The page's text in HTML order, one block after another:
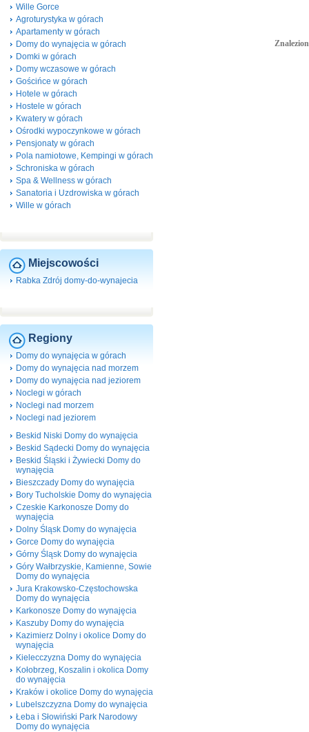
Wille Gorce
Agroturystyka w górach
Apartamenty w górach
Domy do wynajęcia w górach
Domki w górach
Domy wczasowe w górach
Gościńce w górach
Hotele w górach
Hostele w górach
Kwatery w górach
Ośrodki wypoczynkowe w górach
Pensjonaty w górach
Pola namiotowe, Kempingi w górach
Schroniska w górach
Spa & Wellness w górach
Sanatoria i Uzdrowiska w górach
Wille w górach
Miejscowości
Rabka Zdrój domy-do-wynajecia
Regiony
Domy do wynajęcia w górach
Domy do wynajęcia nad morzem
Domy do wynajęcia nad jeziorem
Noclegi w górach
Noclegi nad morzem
Noclegi nad jeziorem
Beskid Niski Domy do wynajęcia
Beskid Sądecki Domy do wynajęcia
Beskid Śląski i Żywiecki Domy do
wynajęcia
Bieszczady Domy do wynajęcia
Bory Tucholskie Domy do wynajęcia
Czeskie Karkonosze Domy do
wynajęcia
Dolny Śląsk Domy do wynajęcia
Gorce Domy do wynajęcia
Górny Śląsk Domy do wynajęcia
Góry Wałbrzyskie, Kamienne, Sowie
Domy do wynajęcia
Jura Krakowsko-Częstochowska
Domy do wynajęcia
Karkonosze Domy do wynajęcia
Kaszuby Domy do wynajęcia
Kazimierz Dolny i okolice Domy do
wynajęcia
Kielecczyzna Domy do wynajęcia
Kołobrzeg, Koszalin i okolica Domy
do wynajęcia
Kraków i okolice Domy do wynajęcia
Lubelszczyzna Domy do wynajęcia
Łeba i Słowiński Park Narodowy
Domy do wynajęcia